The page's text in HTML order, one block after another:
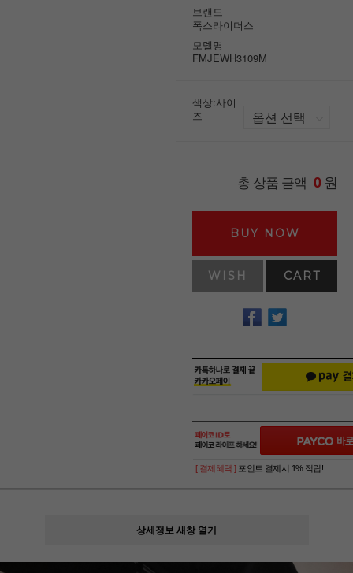
브랜드
폭스라이더스
모델명
FMJEWH3109M
색상:사이
즈
총 상품 금액 0원
BUY NOW
WISH CART
[ 결제혜택 ] 포인트 결제시 1% 적립!
상세정보 새창 열기